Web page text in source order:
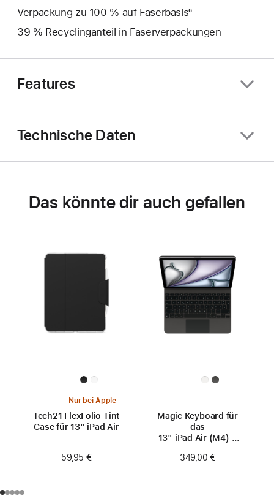
Verpackung zu 100 % auf Faserbasis⁶
39 % Recyclinganteil in Faserverpackungen
Features
Technische Daten
Das könnte dir auch gefallen
Nur bei Apple
Tech21 FlexFolio Tint
Case für 13" iPad Air
59,95 €
Magic Keyboard für
das
13" iPad Air (M4) –
349,00 €